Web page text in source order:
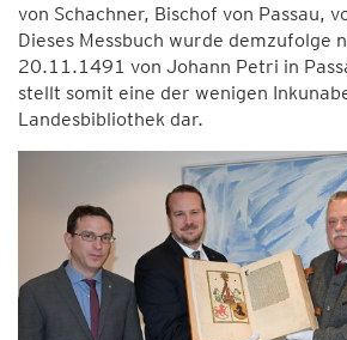
von Schachner, Bischof von Passau,
Dieses Messbuch wurde demzufolge
20.11.1491 von Johann Petri in
stellt somit eine der wenigen
Landesbibliothek dar.